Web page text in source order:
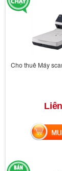
Cho thuê Máy
MUA